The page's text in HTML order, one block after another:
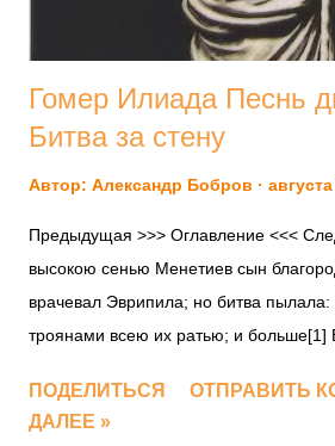
Гомер Илиада Песнь
Битва за стену
Автор: Александр Бобров
Предыдущая >>> Оглавление <<<
высокою сенью Менетиев сын
врачевал Эврипила; но битва
троянами всею их ратью; и больше[1]
воздвигли судам на защиту и окрест
почтили они гекатомбой
ПОДЕЛИТЬСЯ
ОТПРАВИТЬ
ДАЛЕЕ »